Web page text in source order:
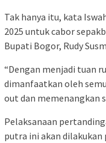
Tak hanya itu, kata
2025 untuk cabor
Bupati Bogor, Rudy
“Dengan menjadi tuan
dimanfaatkan oleh
out dan memenangkan
Pelaksanaan
putra ini akan dilakukan